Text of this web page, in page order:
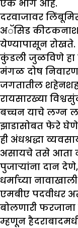
एक भाग आहे.
दरवाजावर
अॅसिड
येण्यापासून रोखते.
कुंडली जुळविणे हा
मंगळ दोष
जगतातील
रायसारख्या
बच्चन याचे लग्न
झाडासोबत फेरे
ही अंधश्रद्धा
असायचे तसे आता नेट
पुजाऱ्यांना दान
धर्माच्या
एमबीए पदवीधर
बोलणारी
म्हणून